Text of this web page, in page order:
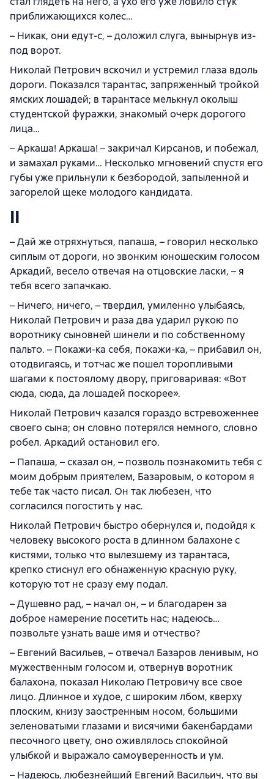
приближающихся колес…
– Никак, они едут-с, – доложил слуга, вынырнув из-
под ворот.
Николай Петрович вскочил и устремил глаза вдоль
дороги. Показался тарантас, запряженный тройкой
ямских лошадей; в тарантасе мелькнул околыш
студентской фуражки, знакомый очерк дорогого
лица…
– Аркаша! Аркаша! – закричал Кирсанов, и побежал,
и замахал руками… Несколько мгновений спустя его
губы уже прильнули к безбородой, запыленной и
загорелой щеке молодого кандидата.
II
– Дай же отряхнуться, папаша, – говорил несколько
сиплым от дороги, но звонким юношеским голосом
Аркадий, весело отвечая на отцовские ласки, – я
тебя всего запачкаю.
– Ничего, ничего, – твердил, умиленно улыбаясь,
Николай Петрович и раза два ударил рукою по
воротнику сыновней шинели и по собственному
пальто. – Покажи-ка себя, покажи-ка, – прибавил он,
отодвигаясь, и тотчас же пошел торопливыми
шагами к постоялому двору, приговаривая: «Вот
сюда, сюда, да лошадей поскорее».
Николай Петрович казался гораздо встревоженнее
своего сына; он словно потерялся немного, словно
робел. Аркадий остановил его.
– Папаша, – сказал он, – позволь познакомить тебя с
моим добрым приятелем, Базаровым, о котором я
тебе так часто писал. Он так любезен, что
согласился погостить у нас.
Николай Петрович быстро обернулся и, подойдя к
человеку высокого роста в длинном балахоне с
кистями, только что вылезшему из тарантаса,
крепко стиснул его обнаженную красную руку,
которую тот не сразу ему подал.
– Душевно рад, – начал он, – и благодарен за
доброе намерение посетить нас; надеюсь…
позвольте узнать ваше имя и отчество?
– Евгений Васильев, – отвечал Базаров ленивым, но
мужественным голосом и, отвернув воротник
балахона, показал Николаю Петровичу все свое
лицо. Длинное и худое, с широким лбом, кверху
плоским, книзу заостренным носом, большими
зеленоватыми глазами и висячими бакенбардами
песочного цвету, оно оживлялось спокойной
улыбкой и выражало самоуверенность и ум.
– Надеюсь, любезнейший Евгений Васильич, что вы